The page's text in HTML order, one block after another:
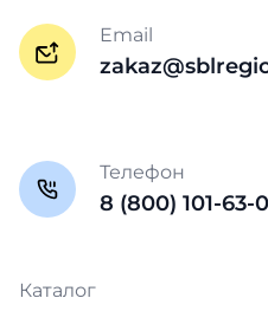
Email
Телефон
8 (800) 101-63-
Каталог